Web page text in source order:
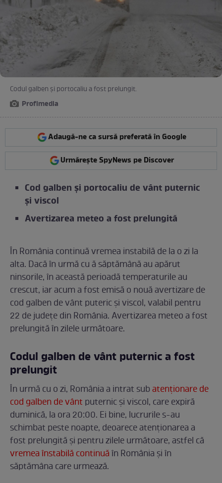
Codul galben și portocaliu a fost prelungit.
Profimedia
Adaugă-ne ca sursă preferată în Google
Urmărește SpyNews pe Discover
Cod galben și portocaliu de vânt puternic
și viscol
Avertizarea meteo a fost prelungită
În România continuă vremea instabilă de la o zi la
alta. Dacă în urmă cu ă săptămână au apărut
ninsorile, în această perioadă temperaturile au
crescut, iar acum a fost emisă o nouă avertizare de
cod galben de vânt puteric și viscol, valabil pentru
22 de județe din România. Avertizarea meteo a fost
prelungită în zilele următoare.
Codul galben de vânt puternic a fost
prelungit
În urmă cu o zi, România a intrat subatenționare de
cod galben de vânt puternic și viscol, care expiră
duminică, la ora 20:00. Ei bine, lucrurile s-au
schimbat peste noapte, deoarece atenționarea a
fost prelungită și pentru zilele următoare, astfel că
vremea înstabilă continuăîn România și în
săptămâna care urmează.